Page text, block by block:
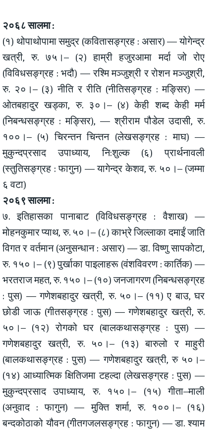
२०६८ सालमा :
(१) थोपाथोपामा समुद्र (कवितासङ्ग्रह : असार) — योगेन्द्र
खत्री, रु. ७५।– (२) हाम्री हजुरआमा मर्दा जो रोए
(विविधसङ्ग्रह : भदौ) — रश्मि मञ्जुश्री र रोशन मञ्जुश्री,
रु. २०।– (३) नीति र रीति (नीतिसङ्ग्रह : मङ्सिर) —
ओतबहादुर खड्का, रु. ३०।– (४) केही शब्द केही मर्म
(निबन्धसङ्ग्रह : मङ्सिर), — श्रीराम पौडेल उदासी, रु.
१००।– (५) चिरन्तन चिन्तन (लेखसङ्ग्रह : माघ) —
मुकुन्दप्रसाद उपाध्याय, नि:शुल्क (६) प्रार्थनावली
(स्तुतिसङ्ग्रह : फागुन) — यागेन्द्र केशव, रु. ५०।– (जम्मा
६ वटा)
२०६९ सालमा :
७. इतिहासका पानाबाट (विविधसङ्ग्रह : वैशाख) —
मोहनकुमार प्याथ, रु. ५०।– (८) काभ्रे जिल्लाका दमाईं जाति
विगत र वर्तमान (अनुसन्धान : असार) — डा. विष्णु सापकोटा,
रु. १५०।– (९) पुर्खाका पाइलाहरू (वंशविवरण : कार्तिक) —
भरतराज महत, रु. १५०।– (१०) जनजागरण (निबन्धसङ्ग्रह
: पुस) — गणेशबहादुर खत्री, रु. ५०।– (११) ए बाउ, घर
छोडी जाऊ (गीतसङ्ग्रह : पुस) — गणेशबहादुर खत्री, रु.
५०।– (१२) रोगको घर (बालकथासङ्ग्रह : पुस) —
गणेशबहादुर खत्री, रु. ५०।– (१३) बारुलो र माहुरी
(बालकथासङ्ग्रह : पुस) — गणेशबहादुर खत्री, रु ५०।–
(१४) आध्यात्मिक क्षितिजमा टहल्दा (लेखसङ्ग्रह : पुस) —
मुकुन्दप्रसाद उपाध्याय, रु. १५०।– (१५) गीता–माली
(अनुवाद : फागुन) — मुक्ति शर्मा, रु. १००।– (१६)
बन्दकोठाको यौवन (गीतगजलसङ्ग्रह : फागुन) — डा. श्याम